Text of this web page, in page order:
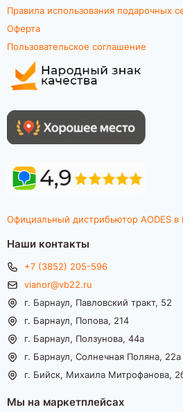
Правила использования подарочных
Оферта
Пользовательское соглашение
Официальный дистрибьютор AODES в
Наши контакты
+7 (3852) 205-596
vianor@vb22.ru
г. Барнаул, Павловский тракт, 52
г. Барнаул, Попова, 214
г. Барнаул, Ползунова, 44а
г. Барнаул, Солнечная Поляна, 22а
г. Бийск, Михаила Митрофанова,
Мы на маркетплейсах